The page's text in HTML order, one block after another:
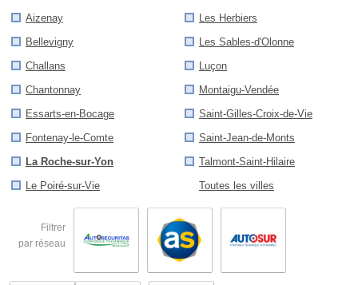
Aizenay
Bellevigny
Challans
Chantonnay
Essarts-en-Bocage
Fontenay-le-Comte
La Roche-sur-Yon
Le Poiré-sur-Vie
Les Herbiers
Les Sables-d'Olonne
Luçon
Montaigu-Vendée
Saint-Gilles-Croix-de-Vie
Saint-Jean-de-Monts
Talmont-Saint-Hilaire
Toutes les villes
Filtrer
par réseau